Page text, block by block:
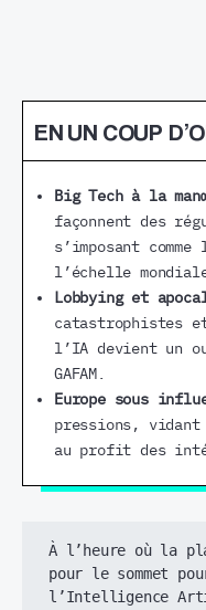
EN UN COUP
Big Tech à la
façonnent des
s’imposant
l’échelle
Lobbying et
catastrophistes
l’IA devient un
GAFAM.
Europe sous
pressions, vidant
au profit des
À l’heure où la
pour le sommet
l’Intelligence